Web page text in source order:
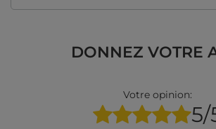
DONNEZ VOTRE
Votre opinion:
5/